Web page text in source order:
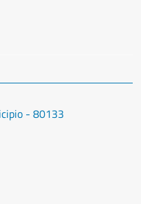
- 80133